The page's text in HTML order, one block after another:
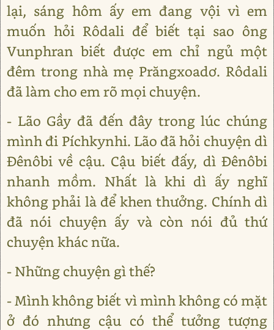
lại, sáng hôm ấy em đang vội vì em
muốn hỏi Rôdali để biết tại sao ông
Vunphran biết được em chỉ ngủ một
đêm trong nhà mẹ Prăngxoadơ. Rôdali
đã làm cho em rõ mọi chuyện.
- Lão Gầy đã đến đây trong lúc chúng
mình đi Píchkynhi. Lão đã hỏi chuyện dì
Đênôbi về cậu. Cậu biết đấy, dì Đênôbi
nhanh mồm. Nhất là khi dì ấy nghĩ
không phải là để khen thưởng. Chính dì
đã nói chuyện ấy và còn nói đủ thứ
chuyện khác nữa.
- Những chuyện gì thế?
- Mình không biết vì mình không có mặt
ở đó nhưng cậu có thể tưởng tượng